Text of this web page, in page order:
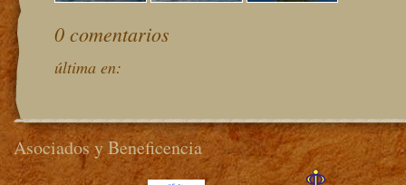
0 comentarios
última en:
Asociados y Beneficencia